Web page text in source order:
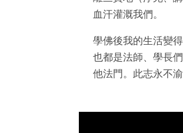
血汗灌溉我們。
學佛後我的生活變
也都是法師、學長
他法門。此志永不